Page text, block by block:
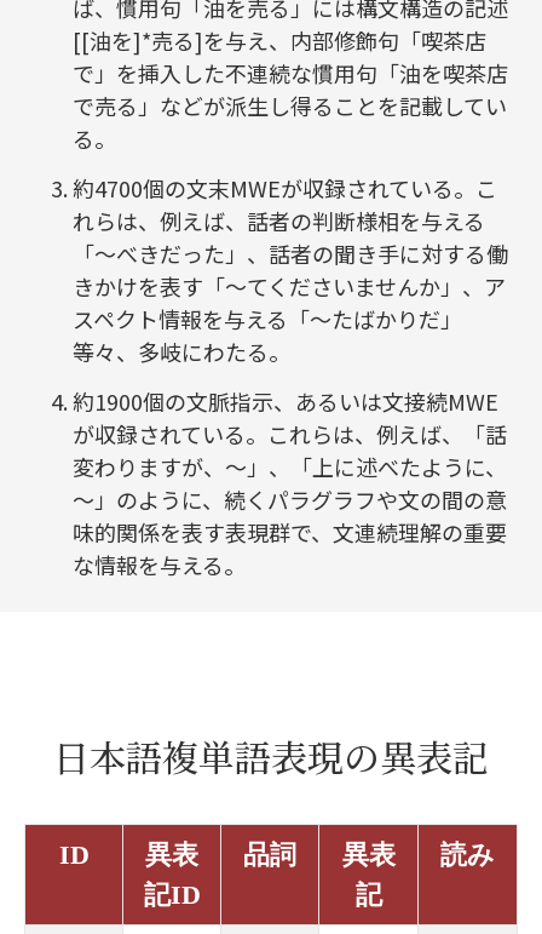
ば、慣用句「油を売る」には構文構造の記述
[[油を]*売る]を与え、内部修飾句「喫茶店
で」を挿入した不連続な慣用句「油を喫茶店
で売る」などが派生し得ることを記載してい
る。
約4700個の文末MWEが収録されている。こ
れらは、例えば、話者の判断様相を与える
「～べきだった」、話者の聞き手に対する働
きかけを表す「～てくださいませんか」、ア
スペクト情報を与える「～たばかりだ」
等々、多岐にわたる。
約1900個の文脈指示、あるいは文接続MWE
が収録されている。これらは、例えば、「話
変わりますが、～」、「上に述べたように、
～」のように、続くパラグラフや文の間の意
味的関係を表す表現群で、文連続理解の重要
な情報を与える。
日本語複単語表現の異表記
ID
異表
記ID
品詞
異表
記
読み